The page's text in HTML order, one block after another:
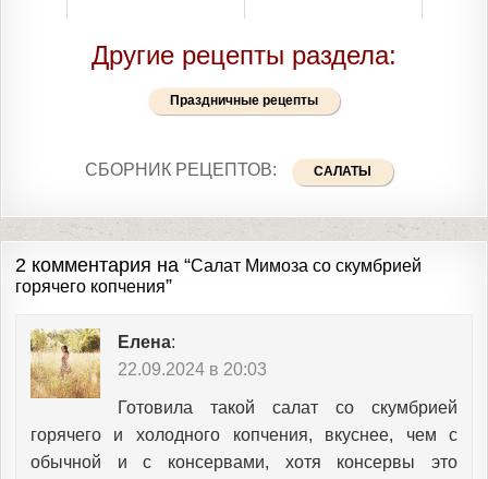
Другие рецепты раздела:
Праздничные рецепты
СБОРНИК РЕЦЕПТОВ: САЛАТЫ
2 комментария на “Салат Мимоза со скумбрией
горячего копчения”
Елена:
22.09.2024 в 20:03
Готовила такой салат со скумбрией
горячего и холодного копчения, вкуснее, чем с
обычной и с консервами, хотя консервы это